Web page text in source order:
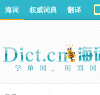
海词 权威词典 翻译